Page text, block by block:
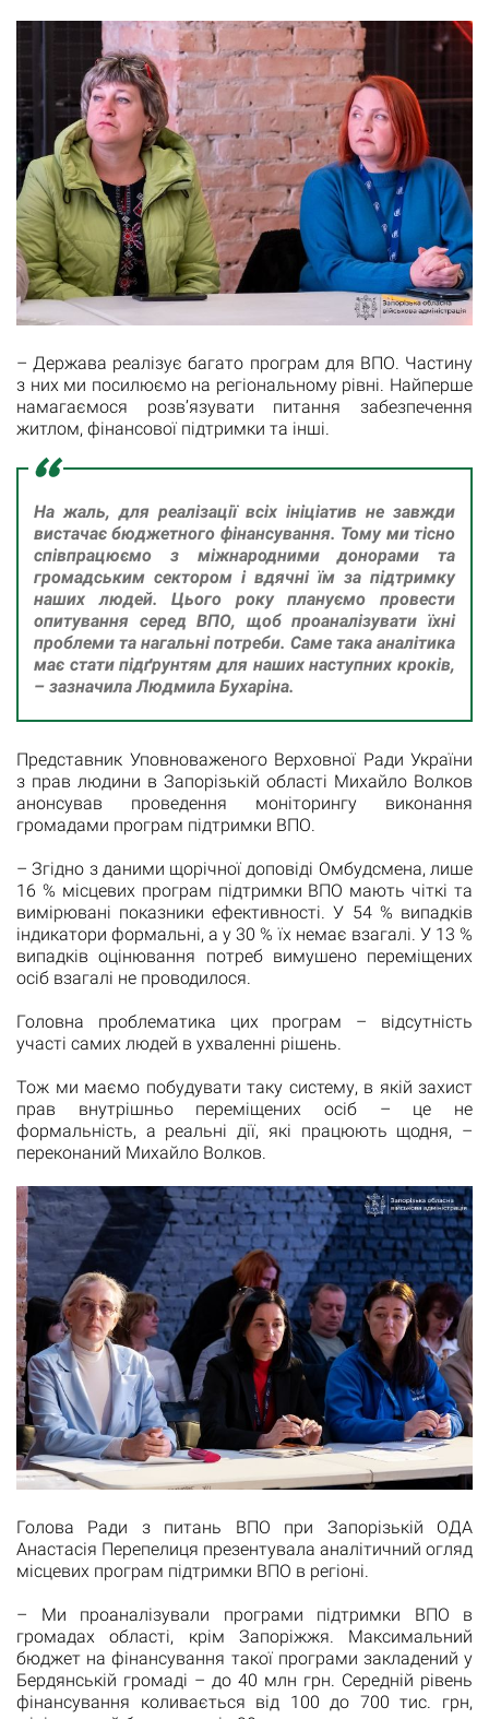
– Держава реалізує багато програм для ВПО. Частину
з них ми посилюємо на регіональному рівні. Найперше
намагаємося розв’язувати питання забезпечення
житлом, фінансової підтримки та інші.
На жаль, для реалізації всіх ініціатив не завжди
вистачає бюджетного фінансування. Тому ми тісно
співпрацюємо з міжнародними донорами та
громадським сектором і вдячні їм за підтримку
наших людей. Цього року плануємо провести
опитування серед ВПО, щоб проаналізувати їхні
проблеми та нагальні потреби. Саме така аналітика
має стати підґрунтям для наших наступних кроків,
– зазначила Людмила Бухаріна.
Представник Уповноваженого Верховної Ради України
з прав людини в Запорізькій області Михайло Волков
анонсував проведення моніторингу виконання
громадами програм підтримки ВПО.
– Згідно з даними щорічної доповіді Омбудсмена, лише
16 % місцевих програм підтримки ВПО мають чіткі та
вимірювані показники ефективності. У 54 % випадків
індикатори формальні, а у 30 % їх немає взагалі. У 13 %
випадків оцінювання потреб вимушено переміщених
осіб взагалі не проводилося.
Головна проблематика цих програм – відсутність
участі самих людей в ухваленні рішень.
Тож ми маємо побудувати таку систему, в якій захист
прав внутрішньо переміщених осіб – це не
формальність, а реальні дії, які працюють щодня, –
переконаний Михайло Волков.
Голова Ради з питань ВПО при Запорізькій ОДА
Анастасія Перепелиця презентувала аналітичний огляд
місцевих програм підтримки ВПО в регіоні.
– Ми проаналізували програми підтримки ВПО в
громадах області, крім Запоріжжя. Максимальний
бюджет на фінансування такої програми закладений у
Бердянській громаді – до 40 млн грн. Середній рівень
фінансування коливається від 100 до 700 тис. грн,